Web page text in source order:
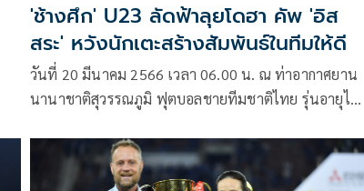
'ช้างศึก' U23 ลัดฟ้าลุยโดฮา คัพ 'อิส
สระ' หวังนักเตะสร้างสัมพันธ์ในทีมให้ดี
วันที่ 20 มีนาคม 2566 เวลา 06.00 น. ณ ท่าอากาศยาน
นานาชาติสุวรรณภูมิ ฟุตบอลชายทีมชาติไทย รุ่นอายุไม่
เพื่อทำการแข่งขันฟุตบอล โดฮา คัพ